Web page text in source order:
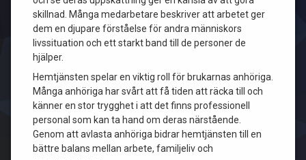
skillnad. Många medarbetare beskriver att arbetet ger
dem en djupare förståelse för andra människors
livssituation och ett starkt band till de personer de
hjälper.
Hemtjänsten spelar en viktig roll för brukarnas anhöriga.
Många anhöriga har svårt att få tiden att räcka till och
känner en stor trygghet i att det finns professionell
personal som kan ta hand om deras närstående.
Genom att avlasta anhöriga bidrar hemtjänsten till en
bättre balans mellan arbete, familjeliv och